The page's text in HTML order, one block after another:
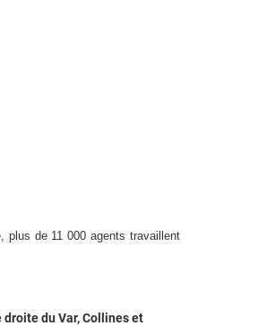
plus de 11 000 agents travaillent
du Var, Collines et